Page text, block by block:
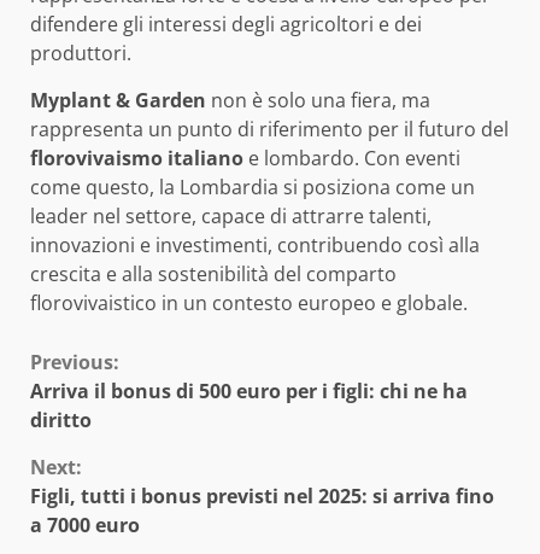
difendere gli interessi degli agricoltori e dei
produttori.
Myplant & Garden non è solo una fiera, ma
rappresenta un punto di riferimento per il futuro del
florovivaismo italiano e lombardo. Con eventi
come questo, la Lombardia si posiziona come un
leader nel settore, capace di attrarre talenti,
innovazioni e investimenti, contribuendo così alla
crescita e alla sostenibilità del comparto
florovivaistico in un contesto europeo e globale.
Continue
Reading
Previous:
Arriva il bonus di 500 euro per i figli: chi ne ha
diritto
Next:
Figli, tutti i bonus previsti nel 2025: si arriva fino
a 7000 euro